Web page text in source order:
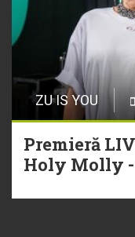
ZU IS YOU
Premieră
Holy Molly -